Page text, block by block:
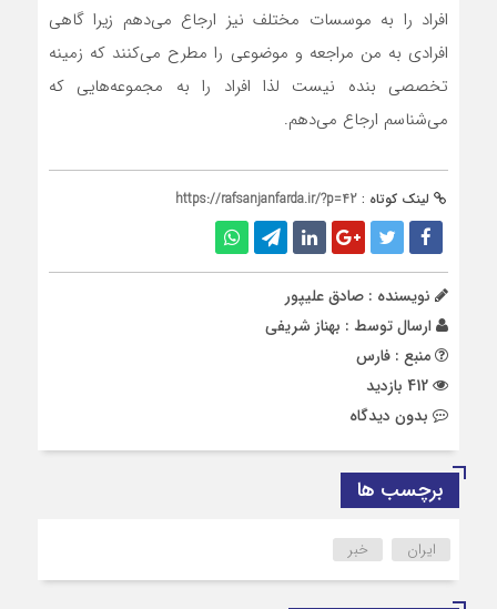
افراد را به موسسات مختلف نیز ارجاع می‌دهم زیرا گاهی
افرادی به من مراجعه و موضوعی را مطرح می‌کنند که زمینه
تخصصی بنده نیست لذا افراد را به مجموعه‌هایی که
می‌شناسم ارجاع می‌دهم.
لینک کوتاه : https://rafsanjanfarda.ir/?p=42
نویسنده : صادق علیپور
ارسال توسط : بهناز شریفی
منبع : فارس
بدون دیدگاه
برچسب ها
ایران خبر